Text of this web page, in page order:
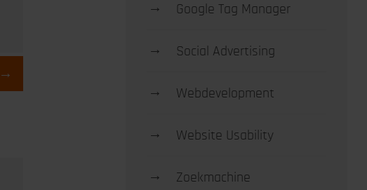
→
→ Google Tag Manager
→ Social Advertising
→ Webdevelopment
→ Website Usability
→
Zoekmachine